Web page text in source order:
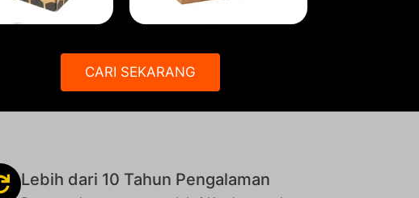
CARI SEKARANG
Lebih dari 10 Tahun Pengalaman